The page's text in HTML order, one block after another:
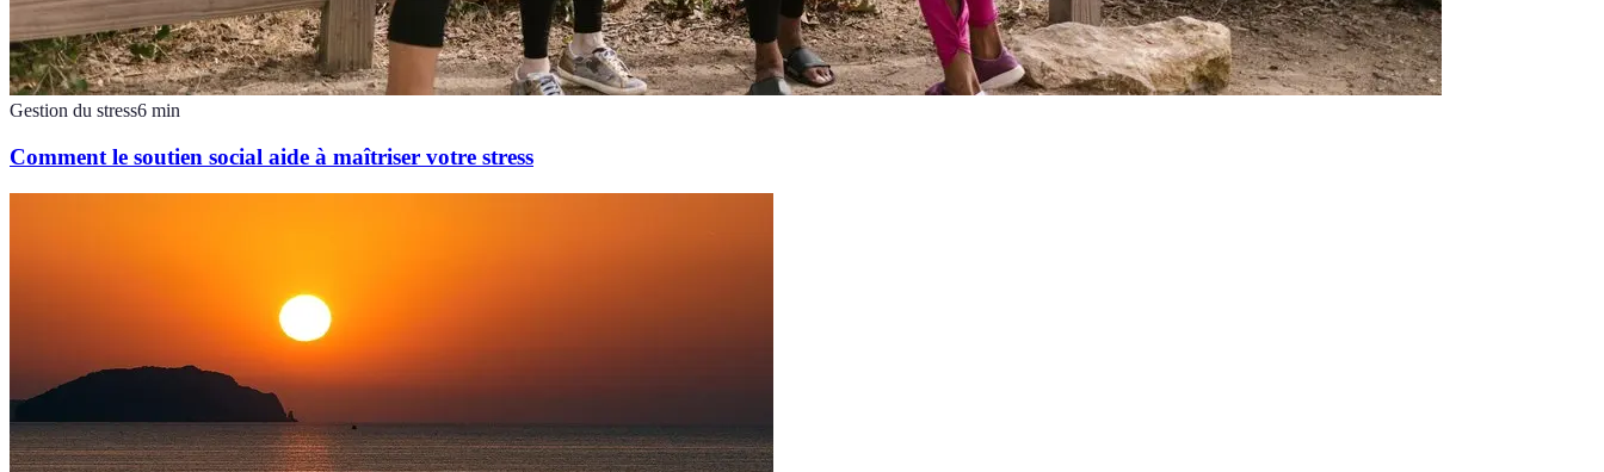
Gestion du stress6 min
Comment le soutien social aide à maîtriser votre stress